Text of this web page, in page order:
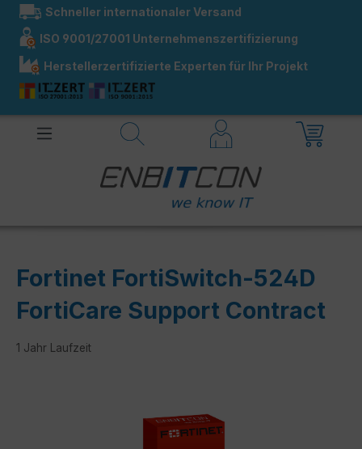
springen
Schneller internationaler Versand
ISO 9001/27001 Unternehmenszertifizierung
Herstellerzertifizierte Experten für Ihr Projekt
Fortinet FortiSwitch-524D
FortiCare Support Contract
1 Jahr Laufzeit